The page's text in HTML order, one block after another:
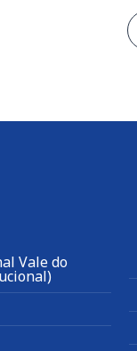
Vale do